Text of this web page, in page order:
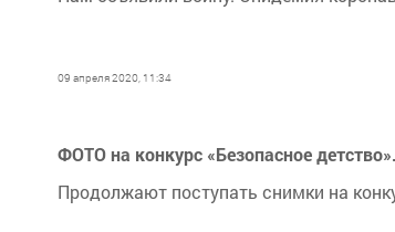
09 апреля 2020, 11:34
ФОТО на конкурс «Безопасное
​​​​​​​Продолжают поступать снимки на